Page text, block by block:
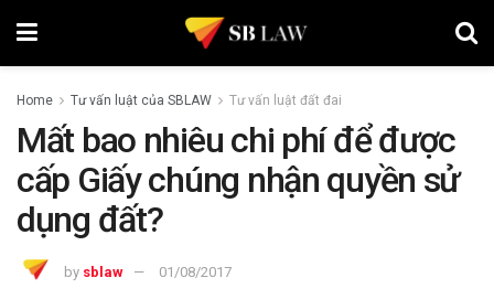
Home Tư vấn luật của SBLAW Tư vấn luật đất đai
Mất bao nhiêu chi phí để được
cấp Giấy chúng nhận quyền sử
dụng đất?
by sblaw 01/08/2017